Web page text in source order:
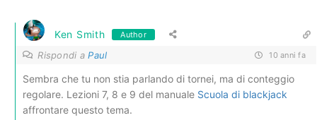
Ken Smith Author
Rispondi aPaul 10 anni fa
Sembra che tu non stia parlando di tornei, ma di conteggio
regolare. Lezioni 7, 8 e 9 del manuale Scuola di blackjack
affrontare questo tema.